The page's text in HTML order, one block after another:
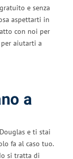
e senza
aspettarti in
con noi per
aiutarti a
a
e ti stai
fa al caso tuo.
si tratta di